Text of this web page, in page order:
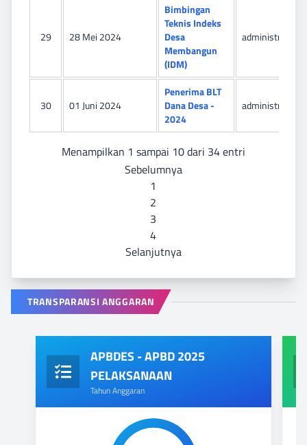
29 28 Mei 2024
Bimbingan
Teknis Indeks
Desa
Membangun
(IDM)
administrator
30 01 Juni 2024
Penerima BLT
Dana Desa -
2024
administrator
Menampilkan 1 sampai 10 dari 34 entri
Sebelumnya
1
2
3
4
Selanjutnya
TRANSPARANSI ANGGARAN
APBDES - APBD 2025
PELAKSANAAN
Tahun Anggaran